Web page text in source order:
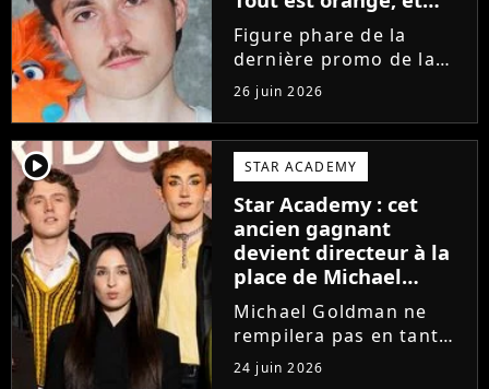
voici la meilleure !
Figure phare de la
dernière promo de la
Star Academy, Léo se
lance enfin. Sous le nom
de scène Lowey, l'artiste
de 25 ans dévoile un
premier EP énergique et
très prometteur
nommé...
26 juin 2026
player2 STAR ACADEMY
Star Academy : cet
ancien gagnant
devient directeur à la
place de Michael
Goldman ? Il donne
enfin sa réponse
Michael Goldman ne
rempilera pas en tant
que directeur de la
prochaine saison de la
24 juin 2026